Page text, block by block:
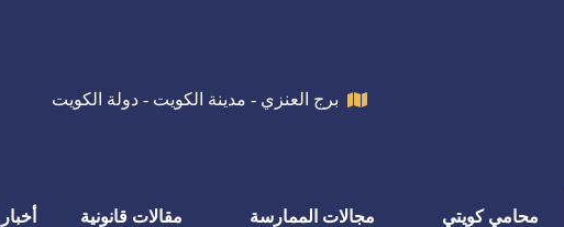
برج العنزي - مدينة الكويت - دولة الكويت
محامي كويتي مجالات الممارسة مقالات قانونية